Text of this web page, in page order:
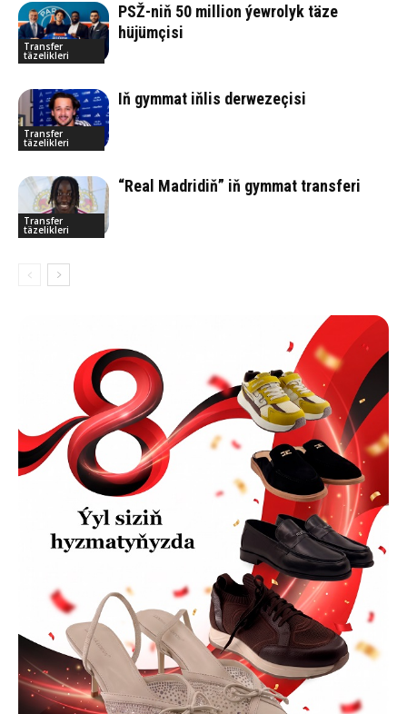
Transfer
täzelikleri
PSŽ-niň 50 million ýewrolyk täze
hüjümçisi
Transfer
täzelikleri
Iň gymmat iňlis derwezeçisi
Transfer
täzelikleri
“Real Madridiň” iň gymmat transferi